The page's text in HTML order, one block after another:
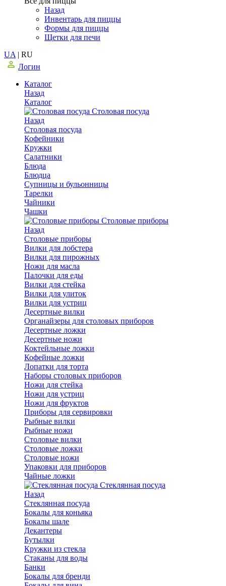
Назад
Инвентарь для пиццы
Формы для пиццы
Щетки для печи
UA | RU
Логин
Каталог
Назад
Каталог
Столовая посуда
Назад
Столовая посуда
Кофейники
Кружки
Салатники
Блюда
Блюдца
Супницы и бульонницы
Тарелки
Чайники
Чашки
Cтоловые приборы
Назад
Cтоловые приборы
Вилки для лобстера
Вилки для пирожных
Ножи для масла
Палочки для еды
Вилки для стейка
Вилки для улиток
Вилки для устриц
Десертные вилки
Органайзеры для столовых приборов
Десертные ложки
Десертные ножи
Коктейльные ложки
Кофейные ложки
Лопатки для торта
Наборы столовых приборов
Ножи для стейка
Ножи для устриц
Ножи для фруктов
Приборы для сервировки
Рыбные вилки
Рыбные ножи
Столовые вилки
Столовые ложки
Столовые ножи
Упаковки для приборов
Чайные ложки
Стеклянная посуда
Назад
Стеклянная посуда
Бокалы для коньяка
Бокалы шале
Декантеры
Бутылки
Кружки из стекла
Стаканы для воды
Банки
Бокалы для бренди